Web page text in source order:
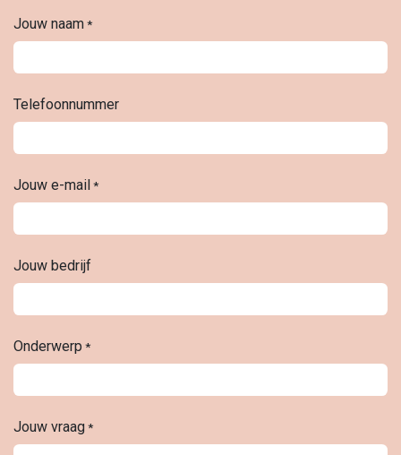
Jouw naam*
Telefoonnummer
Jouw e-mail*
Jouw bedrijf
Onderwerp *
Jouw vraag*